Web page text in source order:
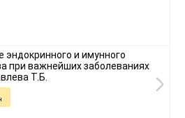
эндокринного и имунного
при важнейших заболеваниях
Т.Б.